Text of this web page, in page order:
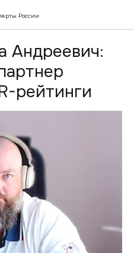
России
Андреевич:
рейтинги